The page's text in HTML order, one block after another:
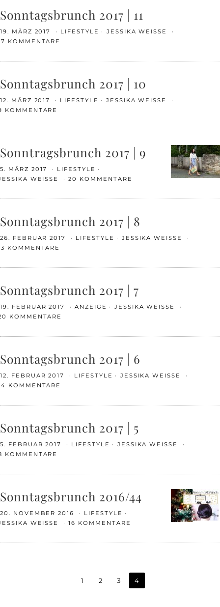
Sonntagsbrunch 2017 | 11
19. MÄRZ 2017 LIFESTYLE
JESSIKA WEISSE
KOMMENTARE
Sonntagsbrunch 2017 | 10
12. MÄRZ 2017 LIFESTYLE
JESSIKA WEISSE
KOMMENTARE
Sonntragsbrunch 2017 | 9
5. MÄRZ 2017
LIFESTYLE
WEISSE
20 KOMMENTARE
Sonntagsbrunch 2017 | 8
26. FEBRUAR 2017 LIFESTYLE
JESSIKA WEISSE
KOMMENTARE
Sonntagsbrunch 2017 | 7
19. FEBRUAR 2017 ANZEIGE
JESSIKA WEISSE
KOMMENTARE
Sonntagsbrunch 2017 | 6
12. FEBRUAR 2017 LIFESTYLE
JESSIKA WEISSE
KOMMENTARE
Sonntagsbrunch 2017 | 5
5. FEBRUAR 2017 LIFESTYLE
JESSIKA WEISSE
KOMMENTARE
Sonntagsbrunch 2016/44
20. NOVEMBER 2016
LIFESTYLE
WEISSE
16 KOMMENTARE
1 2 3 4